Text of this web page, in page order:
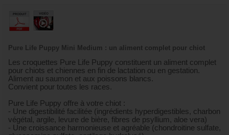
Pure Life Puppy Mini Medium : un aliment complet pour chiot
Les croquettes Pure Life Puppy constituent un aliment complet
pour chiots et chiennes en fin de lactation ou en gestation.
Aliment au saumon et aux poissons blancs.
Convient pour toutes les races.
Pure Life Puppy offre à votre chiot :
- Une digestibilité facilitée (ingrédients hyperdigestibles, charbon
végétal, argile, levure de bière, fibres de psyllium, aloe vera)
- Une croissance harmonieuse et agréable (chondroitine sulfate,